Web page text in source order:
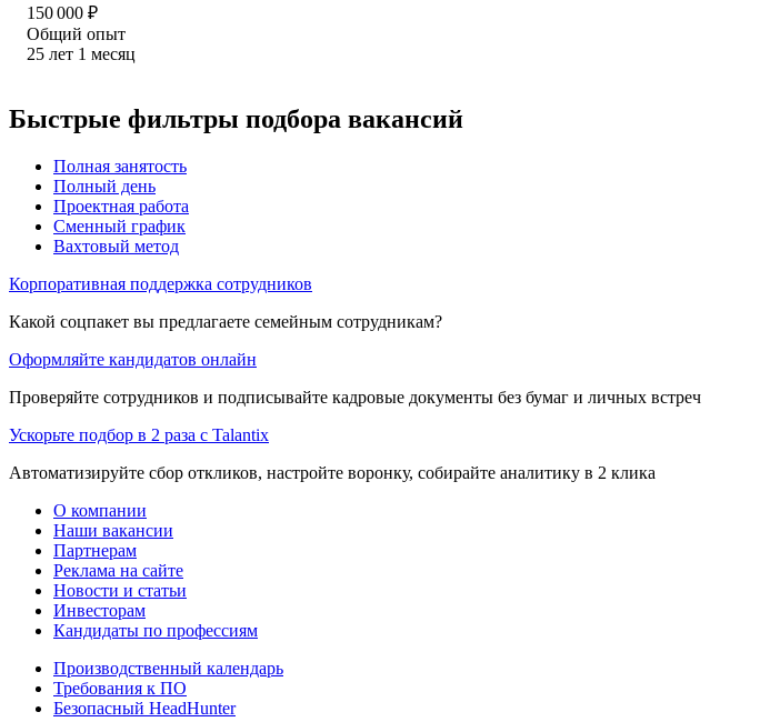
150 000 ₽
Общий опыт
25 лет 1 месяц
Быстрые фильтры подбора вакансий
Полная занятость
Полный день
Проектная работа
Сменный график
Вахтовый метод
Корпоративная поддержка сотрудников
Какой соцпакет вы предлагаете семейным сотрудникам?
Оформляйте кандидатов онлайн
Проверяйте сотрудников и подписывайте кадровые документы без бумаг и личных встреч
Ускорьте подбор в 2 раза с Talantix
Автоматизируйте сбор откликов, настройте воронку, собирайте аналитику в 2 клика
О компании
Наши вакансии
Партнерам
Реклама на сайте
Новости и статьи
Инвесторам
Кандидаты по профессиям
Производственный календарь
Требования к ПО
Безопасный HeadHunter